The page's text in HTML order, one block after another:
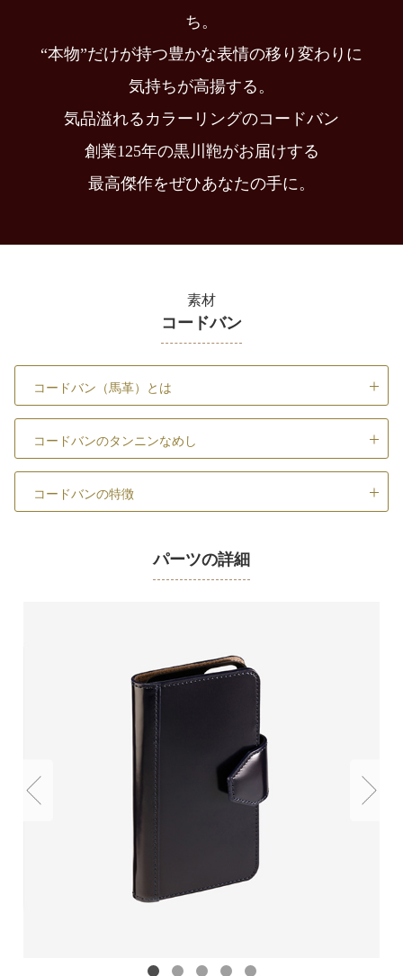
ち。
“本物”だけが持つ豊かな表情の移り変わりに
気持ちが高揚する。
気品溢れるカラーリングのコードバン
創業125年の黒川鞄がお届けする
最高傑作をぜひあなたの手に。
素材
コードバン
コードバン（馬革）とは
コードバンのタンニンなめし
コードバンの特徴
パーツの詳細